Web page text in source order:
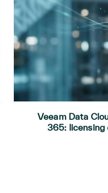
Veeam Data
365: licensing